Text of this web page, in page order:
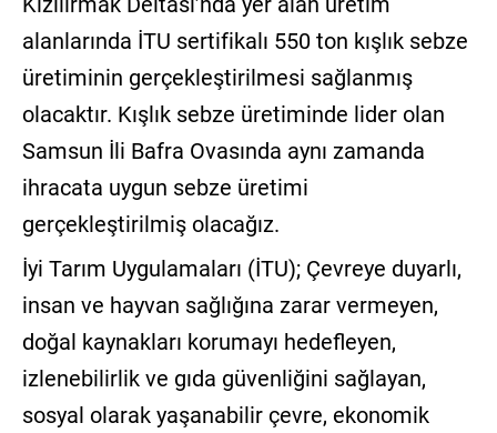
alanlarında İTU sertifikalı 550 ton kışlık sebze
üretiminin gerçekleştirilmesi sağlanmış
olacaktır. Kışlık sebze üretiminde lider olan
Samsun İli Bafra Ovasında aynı zamanda
ihracata uygun sebze üretimi
gerçekleştirilmiş olacağız.
İyi Tarım Uygulamaları (İTU); Çevreye duyarlı,
insan ve hayvan sağlığına zarar vermeyen,
doğal kaynakları korumayı hedefleyen,
izlenebilirlik ve gıda güvenliğini sağlayan,
sosyal olarak yaşanabilir çevre, ekonomik